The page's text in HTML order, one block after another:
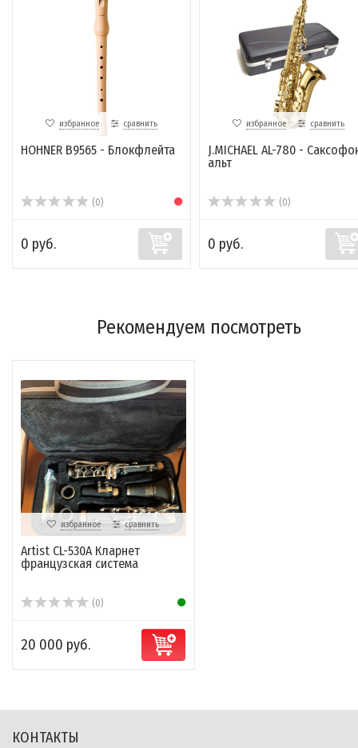
избранное сравнить
HOHNER B9565 - Блокфлейта
(0)
0 руб.
избранное сравнить
J.MICHAEL AL-780 -
альт
(0)
0 руб.
Рекомендуем посмотреть
избранное сравнить
Artist CL-530A Кларнет
французская система
(0)
20 000 руб.
КОНТАКТЫ